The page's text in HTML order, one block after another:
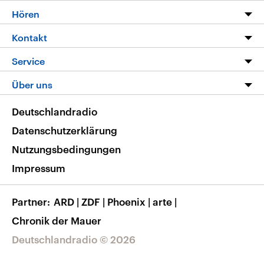
Programm
Die Nachrichten
Nachrichtenleicht
Neue Beiträge auf dlf.de
Hören
Livestream
Podcasts
Deutschlandfunk App
Nachrichten App
Frequenzen
Kontakt
Hörerservice
Service
FAQ
Veranstaltungen
Musikliste
RSS
Über uns
Barrierefreiheit
Deutschlandradio © 2026
Deutschlandradio
Datenschutzerklärung
Nutzungsbedingungen
Impressum
Partner ARD | ZDF | Phoenix | arte |
Chronik der Mauer